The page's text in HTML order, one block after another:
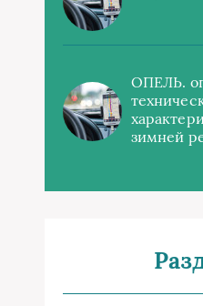
ОПЕЛЬ.
зимней